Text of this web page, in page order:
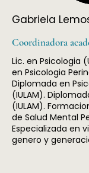
Gabriela
Coordinadora
Lic. en Psicologia
en Psicologia
Diplomada en
(IULAM).
(IULAM).
de Salud Mental
Especializada en
genero y